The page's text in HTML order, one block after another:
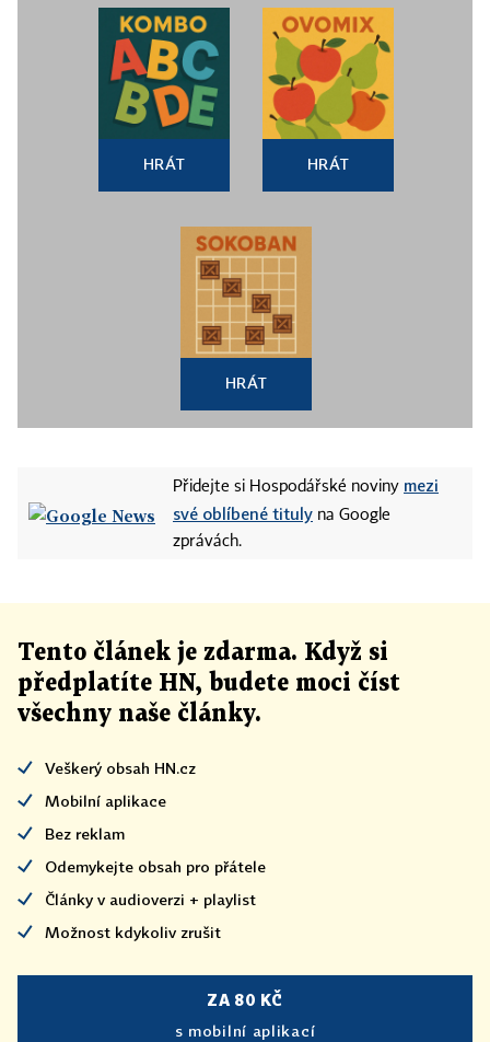
HRÁT HRÁT
HRÁT
Přidejte si Hospodářské noviny mezi
své oblíbené tituly na Google
zprávách.
Tento článek je zdarma. Když si
předplatíte HN, budete moci číst
všechny naše články.
Veškerý obsah HN.cz
Mobilní aplikace
Bez reklam
Odemykejte obsah pro přátele
Články v audioverzi + playlist
Možnost kdykoliv zrušit
ZA 80 KČ
s mobilní aplikací